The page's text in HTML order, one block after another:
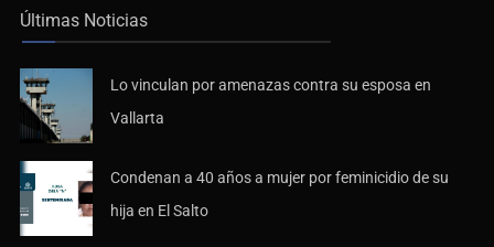
Últimas Noticias
Lo vinculan por amenazas contra su esposa en
Vallarta
Condenan a 40 años a mujer por feminicidio de su
hija en El Salto